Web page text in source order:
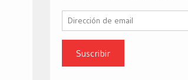
Dirección
email